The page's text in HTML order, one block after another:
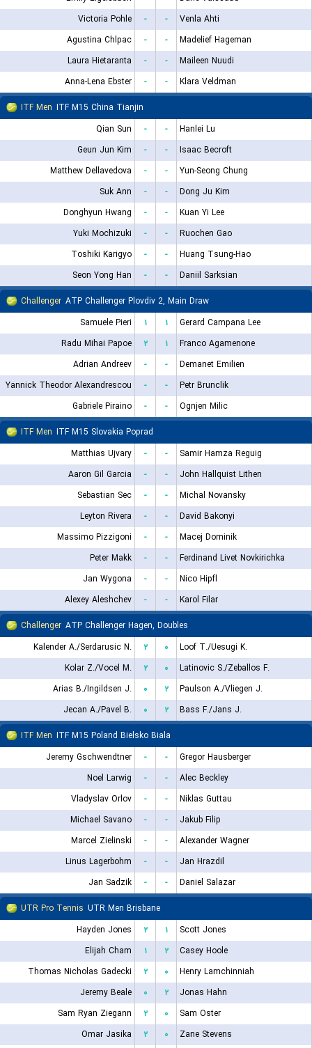
Victoria Pohle
- -
Venla Ahti
Agustina Chlpac
- -
Madelief Hageman
Laura Hietaranta
- -
Maileen Nuudi
Anna-Lena Ebster
- -
Klara Veldman
ITF Men ITF M15 China Tianjin
Qian Sun
- -
Hanlei Lu
Geun Jun Kim
- -
Isaac Becroft
Matthew Dellavedova
- -
Yun-Seong Chung
Suk Ann
- -
Dong Ju Kim
Donghyun Hwang
- -
Kuan Yi Lee
Yuki Mochizuki
- -
Ruochen Gao
Toshiki Karigyo
- -
Huang Tsung-Hao
Seon Yong Han
- -
Daniil Sarksian
Challenger ATP Challenger Plovdiv 2, Main Draw
Samuele Pieri
۱ ۱
Gerard Campana Lee
Radu Mihai Papoe
۲ ۱
Franco Agamenone
Adrian Andreev
- -
Demanet Emilien
Yannick Theodor Alexandrescou
- -
Petr Brunclik
Gabriele Piraino
- -
Ognjen Milic
ITF Men ITF M15 Slovakia Poprad
Matthias Ujvary
- -
Samir Hamza Reguig
Aaron Gil Garcia
- -
John Hallquist Lithen
Sebastian Sec
- -
Michal Novansky
Leyton Rivera
- -
David Bakonyi
Massimo Pizzigoni
- -
Macej Dominik
Peter Makk
- -
Ferdinand Livet Novkirichka
Jan Wygona
- -
Nico Hipfl
Alexey Aleshchev
- -
Karol Filar
Challenger ATP Challenger Hagen, Doubles
Kalender A./Serdarusic N.
۲ ۰
Loof T./Uesugi K.
Kolar Z./Vocel M.
۲ ۰
Latinovic S./Zeballos F.
Arias B./Ingildsen J.
۰ ۲
Paulson A./Vliegen J.
Jecan A./Pavel B.
۰ ۲
Bass F./Jans J.
ITF Men ITF M15 Poland Bielsko Biala
Jeremy Gschwendtner
- -
Gregor Hausberger
Noel Larwig
- -
Alec Beckley
Vladyslav Orlov
- -
Niklas Guttau
Michael Savano
- -
Jakub Filip
Marcel Zielinski
- -
Alexander Wagner
Linus Lagerbohm
- -
Jan Hrazdil
Jan Sadzik
- -
Daniel Salazar
UTR Pro Tennis UTR Men Brisbane
Hayden Jones
۲ ۱
Scott Jones
Elijah Cham
۱ ۲
Casey Hoole
Thomas Nicholas Gadecki
۲ ۰
Henry Lamchinniah
Jeremy Beale
۰ ۲
Jonas Hahn
Sam Ryan Ziegann
۲ ۰
Sam Oster
Omar Jasika
۲ ۰
Zane Stevens